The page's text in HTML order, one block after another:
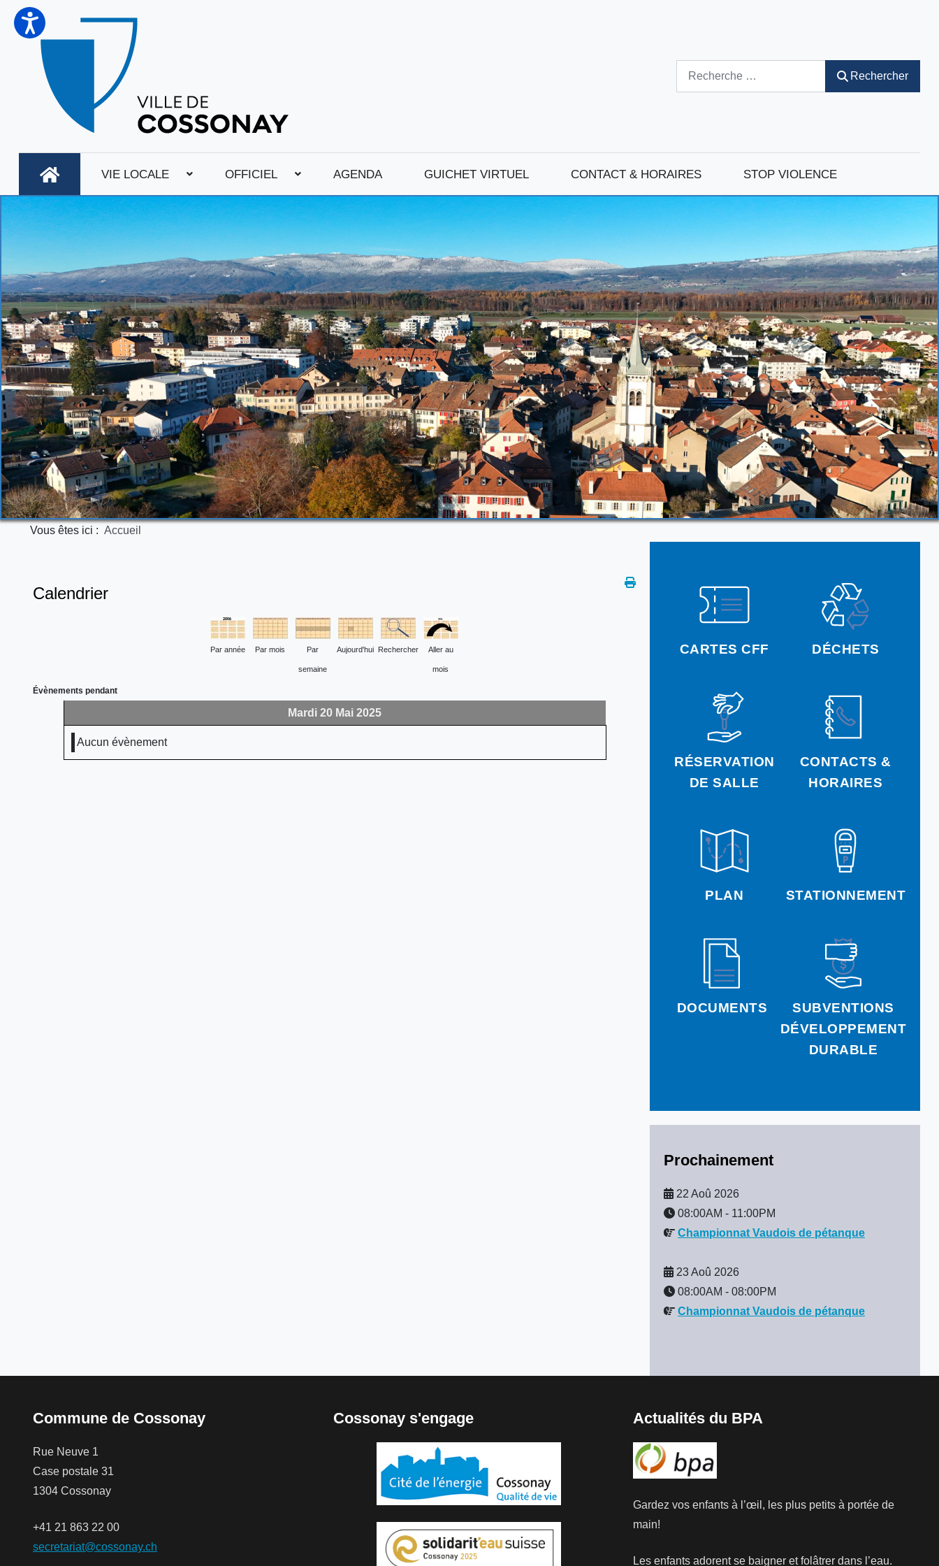
Rechercher
VIE LOCALE OFFICIEL AGENDA GUICHET VIRTUEL CONTACT & HORAIRES STOP VIOLENCE
Vous êtes ici : Accueil
CARTES CFF DÉCHETS
RÉSERVATION
DE SALLE
CONTACTS &
HORAIRES
PLAN STATIONNEMENT
DOCUMENTS
SUBVENTIONS
DÉVELOPPEMENT
DURABLE
Prochainement
22 Aoû 2026
08:00AM - 11:00PM
Championnat Vaudois de pétanque
23 Aoû 2026
08:00AM - 08:00PM
Championnat Vaudois de pétanque
Calendrier
Par année Par mois Par
semaine
Aujourd'hui Rechercher Aller au
mois
Évènements pendant
Mardi 20 Mai 2025
Aucun évènement
Commune de Cossonay
Rue Neuve 1
Case postale 31
1304 Cossonay
+41 21 863 22 00
secretariat@cossonay.ch
Cossonay s'engage Actualités du BPA
Gardez vos enfants à l’œil, les plus petits à portée de
main!
Les enfants adorent se baigner et folâtrer dans l’eau.